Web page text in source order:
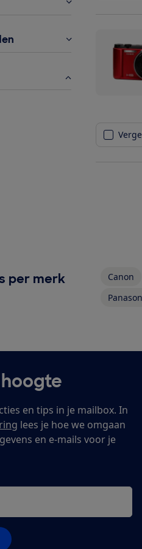
per merk Canon
en tips in je mailbox. In
lees je hoe we omgaan
en e-mails voor je